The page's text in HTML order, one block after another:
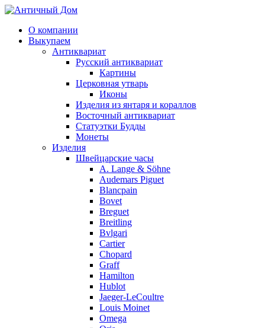
О компании
Выкупаем
Антиквариат
Русский антиквариат
Картины
Церковная утварь
Иконы
Изделия из янтаря и кораллов
Восточный антиквариат
Статуэтки Будды
Монеты
Изделия
Швейцарские часы
A. Lange & Söhne
Audemars Piguet
Blancpain
Bovet
Breguet
Breitling
Bvlgari
Cartier
Chopard
Graff
Hamilton
Hublot
Jaeger-LeCoultre
Louis Moinet
Omega